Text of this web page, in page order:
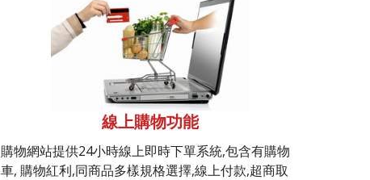
線上購物功能
購物網站提供24小時線上即時下單系統,包含有購物
車, 購物紅利,同商品多樣規格選擇,線上付款,超商取